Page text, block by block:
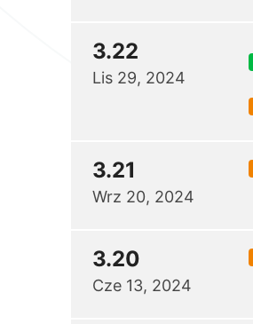
3.22
Lis 29, 2024
3.21
Wrz 20, 2024
3.20
Cze 13, 2024